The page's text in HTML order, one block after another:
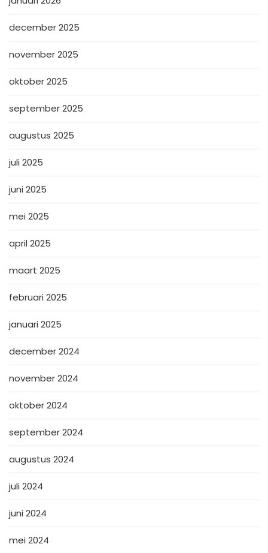
december 2025
november 2025
oktober 2025
september 2025
augustus 2025
juli 2025
juni 2025
mei 2025
april 2025
maart 2025
februari 2025
januari 2025
december 2024
november 2024
oktober 2024
september 2024
augustus 2024
juli 2024
juni 2024
mei 2024